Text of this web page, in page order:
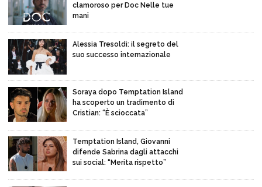
clamoroso per Doc Nelle tue
mani
Alessia Tresoldi: il segreto del
suo successo internazionale
Soraya dopo Temptation Island
ha scoperto un tradimento di
Cristian: “È scioccata”
Temptation Island, Giovanni
difende Sabrina dagli attacchi
sui social: “Merita rispetto”